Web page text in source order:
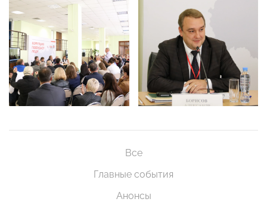
Все
Главные события
Анонсы